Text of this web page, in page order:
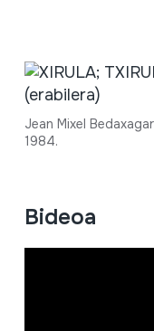
Jean Mixel
1984.
Bideoa